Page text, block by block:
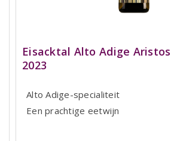
Eisacktal Alto Adige
2023
Alto Adige-specialiteit
Een prachtige eetwijn